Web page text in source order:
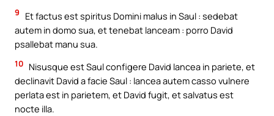
9
Et factus est spiritus Domini malus in Saul : sedebat
autem in domo sua, et tenebat lanceam : porro David
psallebat manu sua.
10 Nisusque est Saul configere David lancea in pariete, et
declinavit David a facie Saul : lancea autem casso vulnere
perlata est in parietem, et David fugit, et salvatus est
nocte illa.